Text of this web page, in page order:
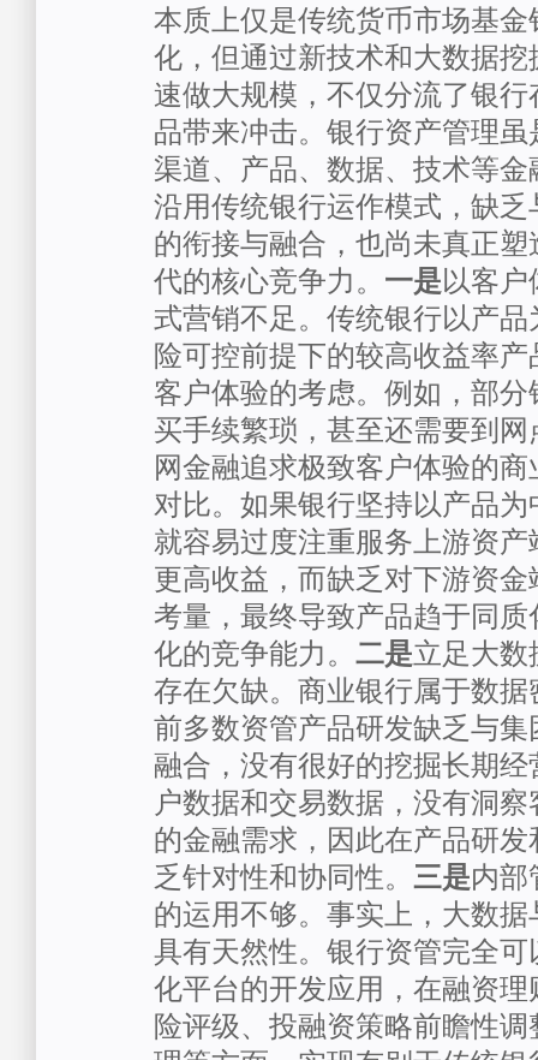
本质上仅是传统货币市场基
化，但通过新技术和大数据挖
速做大规模，不仅分流了银
品带来冲击。银行资产管理
渠道、产品、数据、技术等
沿用传统银行运作模式，缺
的衔接与融合，也尚未真正
代的核心竞争力。 一是以客
式营销不足。传统银行以产
险可控前提下的较高收益率
客户体验的考虑。例如，部
买手续繁琐，甚至还需要到
网金融追求极致客户体验的
对比。如果银行坚持以产品
就容易过度注重服务上游资
更高收益，而缺乏对下游资
考量，最终导致产品趋于同
化的竞争能力。 二是立足大数
存在欠缺。商业银行属于数
前多数资管产品研发缺乏与
融合，没有很好的挖掘长期
户数据和交易数据，没有洞
的金融需求，因此在产品研
乏针对性和协同性。 三是内部
的运用不够。事实上，大数
具有天然性。银行资管完全
化平台的开发应用，在融资
险评级、投融资策略前瞻性